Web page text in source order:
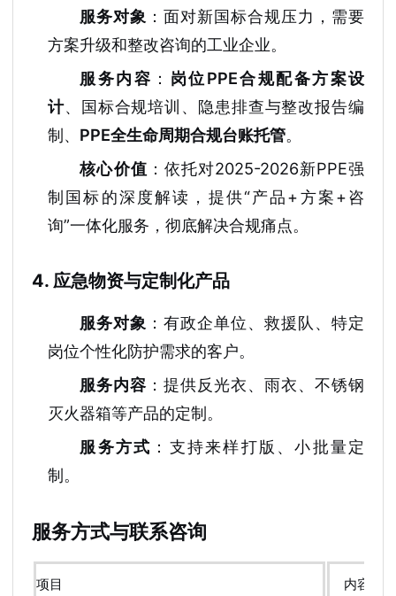
服务对象 ：面对新国标合规压力，需要
方案升级和整改咨询的工业企业。
服务内容 ： 岗位PPE合规配备方案设
计、国标合规培训、隐患排查与整改报告编
制、 PPE全生命周期合规台账托管。
核心价值 ：依托对2025-2026新PPE强
制国标的深度解读，提供“产品+方案+咨
询”一体化服务，彻底解决合规痛点。
4. 应急物资与定制化产品
服务对象 ：有政企单位、救援队、特定
岗位个性化防护需求的客户。
服务内容 ：提供反光衣、雨衣、不锈钢
灭火器箱等产品的定制。
服务方式 ：支持来样打版、小批量定
制。
服务方式与联系咨询
项目 内容